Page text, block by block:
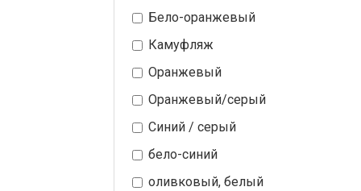
Бело-оранжевый
Камуфляж
Оранжевый
Оранжевый/серый
Синий / серый
бело-синий
оливковый, белый